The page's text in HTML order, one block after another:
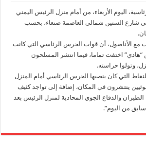
اليوم الأربعاء، من أمام منزل الرئيس اليمني
شارع الستين شمالي العاصمة صنعاء، بحسب
مع الأناضول، أن قوات الحرس الرئاسي التي كانت
“هادي” اختفت تماما، فيما انتشر المسلحون
وتولوا حراسته.
التي كان ينصبها الحرس الرئاسي أمام المنزل
ينتشرون في المكان، إضافة إلى تواجد كثيف
والدفاع الجوي المحاذية لمنزل الرئيس بعد
من اليوم”.